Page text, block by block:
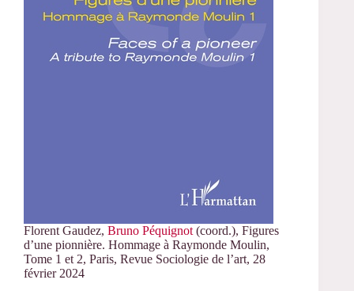
Florent Gaudez, Bruno Péquignot (coord.), Figures
d’une pionnière. Hommage à Raymonde Moulin,
Tome 1 et 2, Paris, Revue Sociologie de l’art, 28
février 2024